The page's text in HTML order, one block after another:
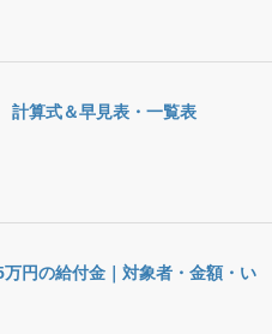
算式＆早見表・一覧表
円の給付金｜対象者・金額・い